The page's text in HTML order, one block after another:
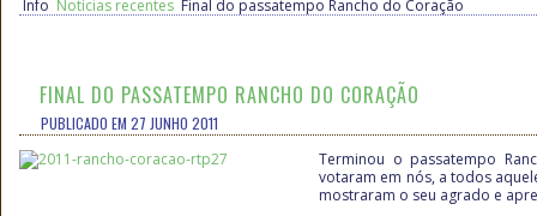
Info Notícias recentes Final do passatempo Rancho do Coração
FINAL DO PASSATEMPO RANCHO DO CORAÇÃO
PUBLICADO EM 27 JUNHO 2011
Terminou o passatempo
votaram em nós, a todos
mostraram o seu agrado e